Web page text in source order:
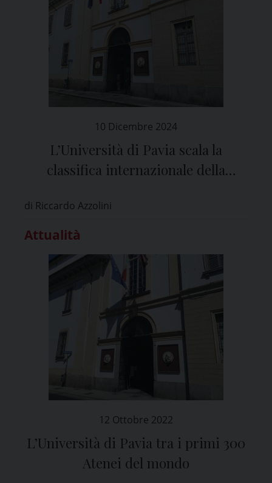
10 Dicembre 2024
L’Università di Pavia scala la
classifica internazionale della
di Riccardo Azzolini
Attualità
12 Ottobre 2022
L’Università di Pavia tra i primi 300
Atenei del mondo